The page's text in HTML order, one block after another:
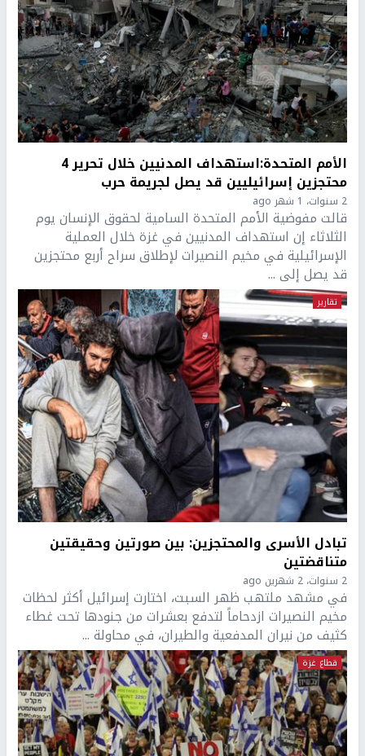
الأمم المتحدة:استهداف المدنيين خلال تحرير 4
محتجزين إسرائيليين قد يصل لجريمة حرب
2 سنوات، 1 شهر ago
قالت مفوضية الأمم المتحدة السامية لحقوق الإنسان يوم
الثلاثاء إن استهداف المدنيين في غزة خلال العملية
الإسرائيلية في مخيم النصيرات لإطلاق سراح أربع محتجزين
قد يصل إلى ...
تقارير
تبادل الأسرى والمحتجزين: بين صورتين وحقيقتين
متناقضتين
2 سنوات، 2 شهرين ago
في مشهد ملتهب ظهر السبت، اختارت إسرائيل أكثر لحظات
مخيم النصيرات ازدحاماً لتدفع بعشرات من جنودها تحت غطاء
كثيف من نيران المدفعية والطيران، في محاولة ...
قطاع غزة